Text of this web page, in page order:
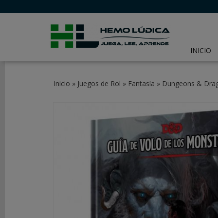
INICIO
Inicio » Juegos de Rol » Fantasía » Dungeons &